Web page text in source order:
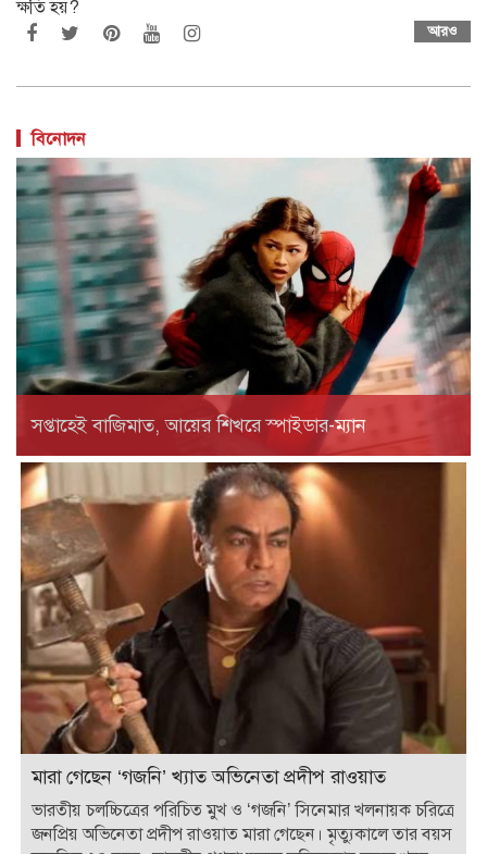
ক্ষতি হয়?
আরও
বিনোদন
সপ্তাহেই বাজিমাত, আয়ের শিখরে স্পাইডার-ম্যান
মারা গেছেন ‘গজনি’ খ্যাত অভিনেতা প্রদীপ রাওয়াত
ভারতীয় চলচ্চিত্রের পরিচিত মুখ ও ‘গজনি’ সিনেমার খলনায়ক চরিত্রে
জনপ্রিয় অভিনেতা প্রদীপ রাওয়াত মারা গেছেন। মৃত্যুকালে তার বয়স